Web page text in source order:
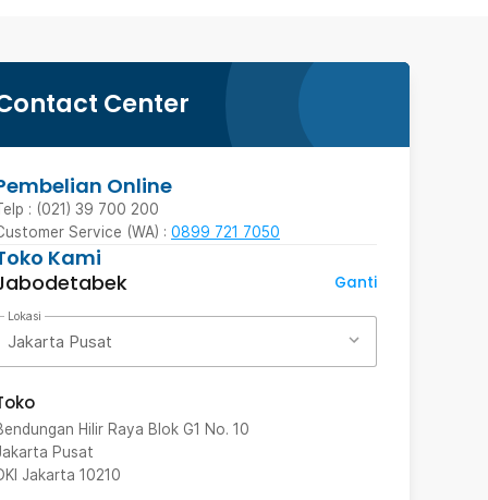
Center
Online
: (021) 39 700 200
Service (WA) : 0899 721 7050
Kami
Ganti
Lokasi
Jakarta Pusat
Hilir Raya Blok G1 No. 10
Pusat
Jakarta 10210